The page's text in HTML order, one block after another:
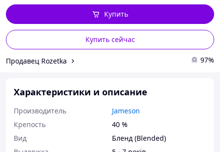
Купить сейчас
Купить
Продавец Rozetka 97%
Характеристики и описание
Производитель
Jameson
Крепость
40 %
Вид
Бленд (Blended)